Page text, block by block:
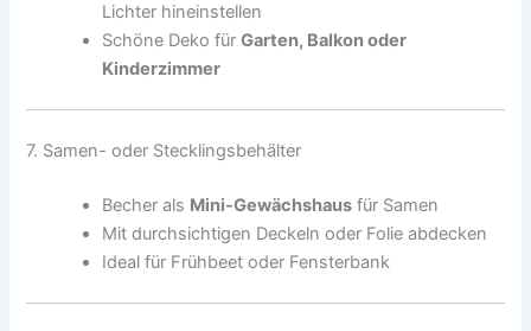
Lichter hineinstellen
Schöne Deko fürGarten, Balkon oder
Kinderzimmer
7. Samen- oder Stecklingsbehälter
Becher als Mini-Gewächshaus für Samen
Mit durchsichtigen Deckeln oder Folie abdecken
Ideal für Frühbeet oder Fensterbank